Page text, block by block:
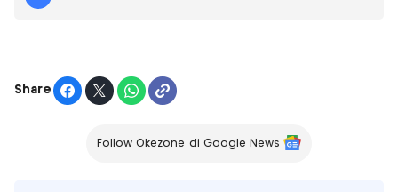
Share
Follow Okezone di Google News